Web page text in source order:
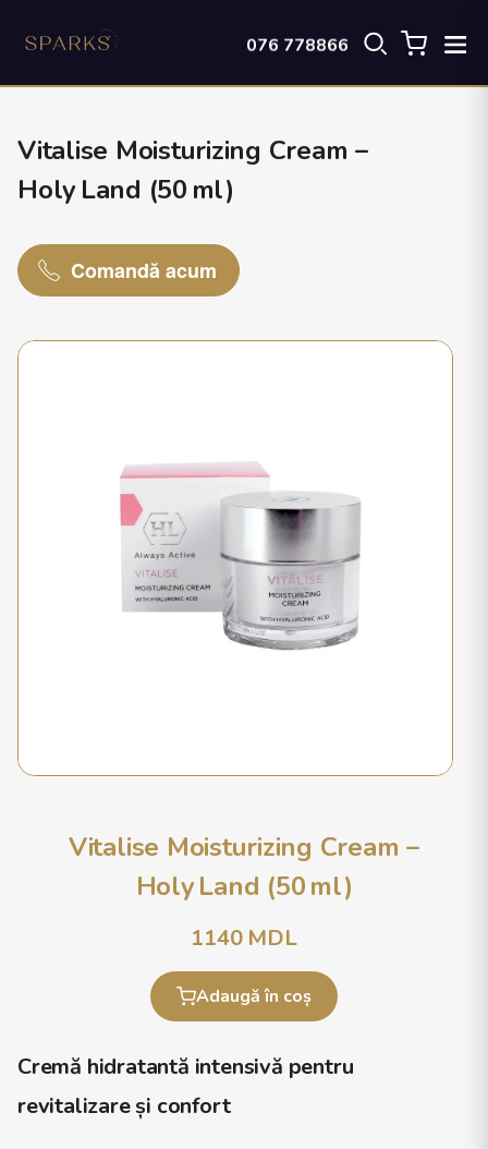
076 778866
Vitalise Moisturizing Cream –
Holy Land (50 ml)
Comandă acum
Vitalise Moisturizing Cream –
Holy Land (50 ml)
1140MDL
Adaugă în coș
Cremă hidratantă intensivă pentru
revitalizare și confort